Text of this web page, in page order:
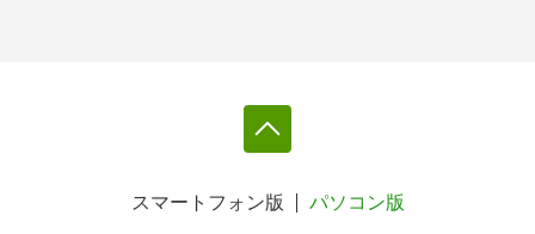
スマートフォン版 パソコン版